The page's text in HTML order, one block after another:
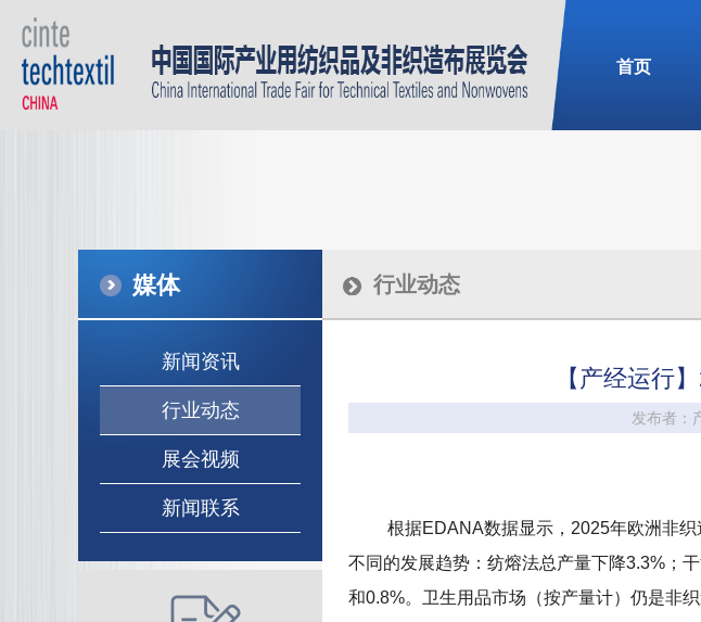
首页
媒体
新闻资讯
行业动态
展会视频
新闻联系
行业动态
【产经运行
发布者：
根据EDANA数据显示，2025年欧洲非织
不同的发展趋势：纺熔法总产量下降3.3%；
和0.8%。卫生用品市场（按产量计）仍是非